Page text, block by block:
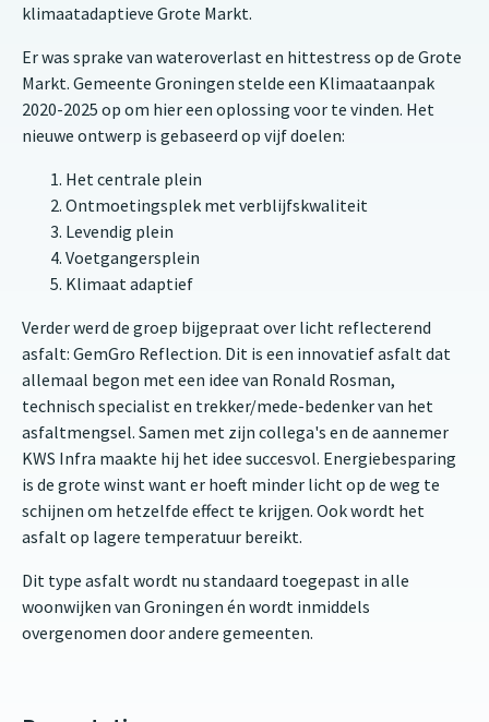
klimaatadaptieve Grote Markt.
Er was sprake van wateroverlast en hittestress op de Grote
Markt. Gemeente Groningen stelde een Klimaataanpak
2020-2025 op om hier een oplossing voor te vinden. Het
nieuwe ontwerp is gebaseerd op vijf doelen:
Het centrale plein
Ontmoetingsplek met verblijfskwaliteit
Levendig plein
Voetgangersplein
Klimaat adaptief
Verder werd de groep bijgepraat over licht reflecterend
asfalt: GemGro Reflection. Dit is een innovatief asfalt dat
allemaal begon met een idee van Ronald Rosman,
technisch specialist en trekker/mede-bedenker van het
asfaltmengsel. Samen met zijn collega's en de aannemer
KWS Infra maakte hij het idee succesvol. Energiebesparing
is de grote winst want er hoeft minder licht op de weg te
schijnen om hetzelfde effect te krijgen. Ook wordt het
asfalt op lagere temperatuur bereikt.
Dit type asfalt wordt nu standaard toegepast in alle
woonwijken van Groningen én wordt inmiddels
overgenomen door andere gemeenten.